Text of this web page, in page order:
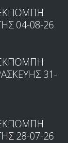
04-08-26
31-
28-07-26